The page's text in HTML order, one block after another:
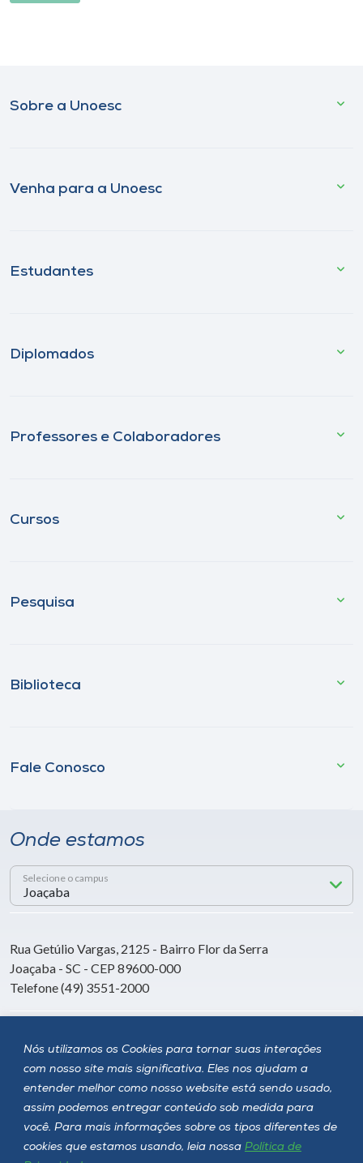
Nós utilizamos os Cookies para tornar suas interações
com nosso site mais significativa. Eles nos ajudam a
entender melhor como nosso website está sendo usado,
assim podemos entregar conteúdo sob medida para
você. Para mais informações sobre os tipos diferentes de
cookies que estamos usando, leia nossa Política de
Sobre a Unoesc
Venha para a Unoesc
Estudantes
Diplomados
Professores e Colaboradores
Cursos
Pesquisa
Biblioteca
Fale Conosco
Onde estamos
Selecione o campus
Rua Getúlio Vargas, 2125 - Bairro Flor da Serra
Joaçaba - SC - CEP 89600-000
Telefone (49) 3551-2000
Siga a Unoesc